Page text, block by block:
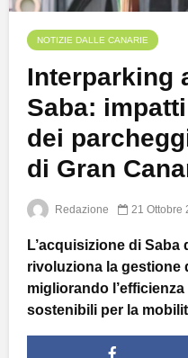
NOTIZIE DALLE CANARIE
Interparking
Saba:
dei
di Gran
Redazione 21 Ottobre
L’acquisizione di
rivoluziona la gestione
migliorando
sostenibili per la